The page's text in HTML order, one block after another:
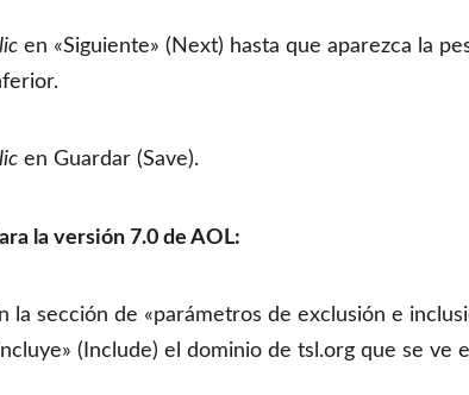
en «Siguiente» (Next) hasta que aparezca la
en Guardar (Save).
la versión 7.0 de AOL:
la sección de «parámetros de exclusión e
(Include) el dominio de tsl.org que se ve